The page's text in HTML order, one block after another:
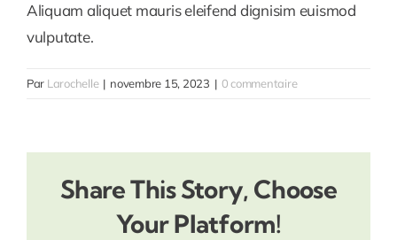
Aliquam aliquet mauris eleifend dignisim euismod
vulputate.
Par Larochelle | novembre 15, 2023 | 0 commentaire
Share This Story, Choose
Your Platform!